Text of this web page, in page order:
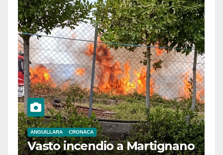
ANGUILLARA CRONACA
Vasto incendio a Martignano